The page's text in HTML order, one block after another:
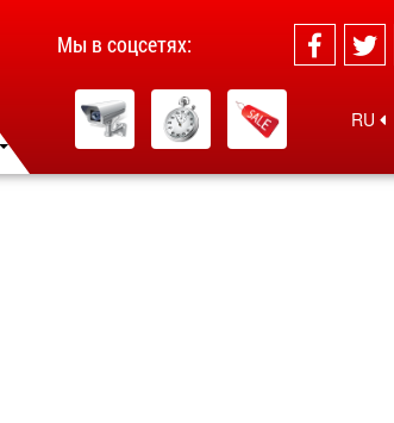
Мы в соцсетях:
RU